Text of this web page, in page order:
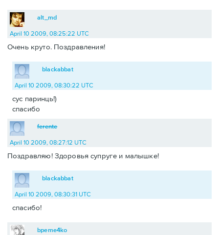
alt_md
April 10 2009, 08:25:22 UTC
Очень круто. Поздравления!
blackabbat
April 10 2009, 08:30:22 UTC
сус паринць!)
спасибо
ferente
April 10 2009, 08:27:12 UTC
Поздравляю! Здоровья супруге и малышке!
blackabbat
April 10 2009, 08:30:31 UTC
спасибо!
bpeme4ko